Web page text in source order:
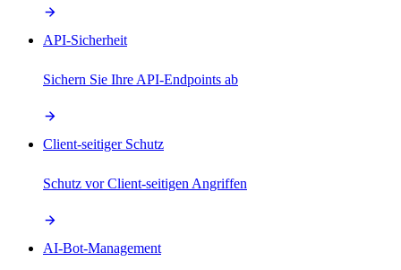
API-Sicherheit
Sichern Sie Ihre API-Endpoints ab
Client-seitiger Schutz
Schutz vor Client-seitigen Angriffen
AI-Bot-Management